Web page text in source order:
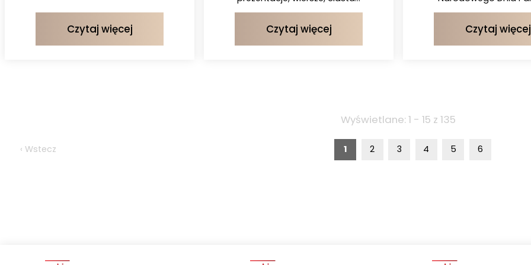
Czytaj więcej Czytaj więcej Czytaj więcej
Wyświetlane: 1 - 15 z 135
‹ Wstecz 1 2 3 4 5 6